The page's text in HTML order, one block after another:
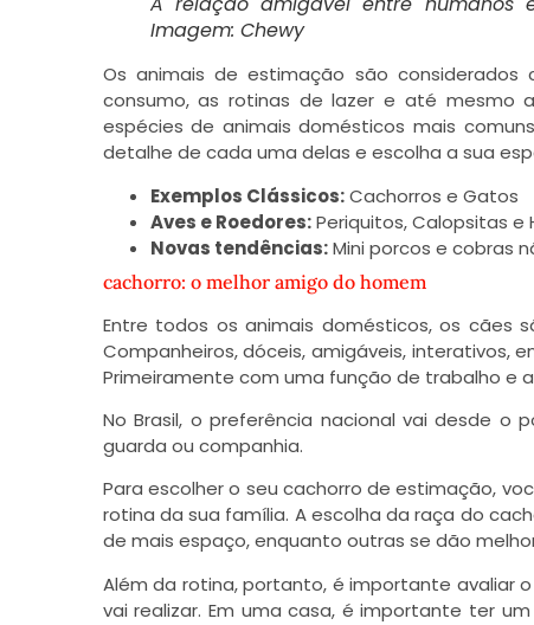
Imagem: Chewy
Os animais de estimação são
consumo, as rotinas de lazer e até mesmo
espécies de animais domésticos mais
detalhe de cada uma delas e escolha a sua
Exemplos Clássicos:Cachorros e Gatos
Aves e Roedores:Periquitos, Calopsitas e
Novas tendências:Mini porcos e cobras
cachorro: o melhor amigo do homem
Entre todos os animais domésticos, os cães
Companheiros, dóceis, amigáveis, interativos,
Primeiramente com uma função de trabalho e
No Brasil, o preferência nacional vai desde
guarda ou companhia.
Para escolher o seu cachorro de estimação,
rotina da sua família. A escolha da raça do
de mais espaço, enquanto outras se dão
Além da rotina, portanto, é importante avaliar
vai realizar. Em uma casa, é importante ter